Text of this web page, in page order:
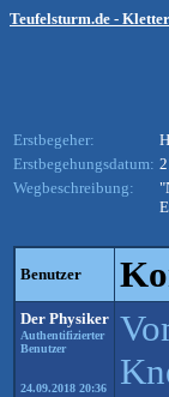
Teufelsturm.de -
Erstbegeher:
Erstbegehungsdatum:
Wegbeschreibung:
Benutzer
Der Physiker
Authentifizierter
Benutzer
24.09.2018 20:36